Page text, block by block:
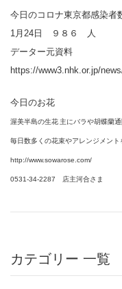
今日のコロナ東京都感染者
1月24日 ９８６ 人
データー元資料
https://www3.nhk.or.jp/
今日のお花
渥美半島の生花 主にバラや胡蝶蘭通
毎日数多くの花束やアレンジメント
http://www.sowarose.com/
0531-34-2287 店主河合さま
カテゴリー 一覧